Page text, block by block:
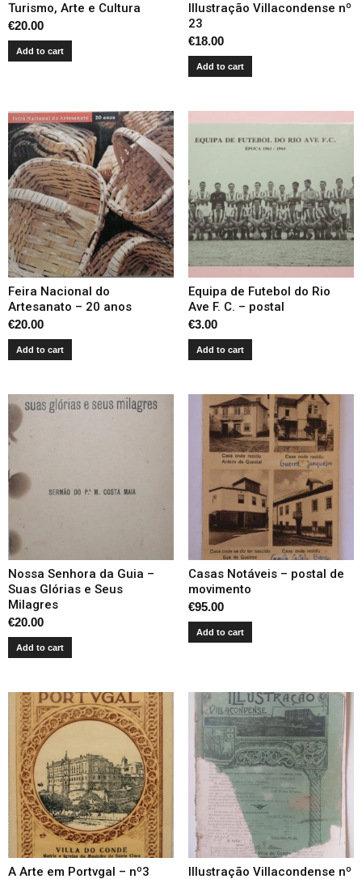
Turismo, Arte e Cultura
€20.00
Add to cart
Illustração Villacondense nº
23
€18.00
Add to cart
Feira Nacional do
Artesanato – 20 anos
€20.00
Add to cart
Equipa de Futebol do Rio
Ave F. C. – postal
€3.00
Add to cart
Nossa Senhora da Guia –
Suas Glórias e Seus
Milagres
€20.00
Add to cart
Casas Notáveis – postal de
movimento
€95.00
Add to cart
A Arte em Portvgal – nº3 Illustração Villacondense nº